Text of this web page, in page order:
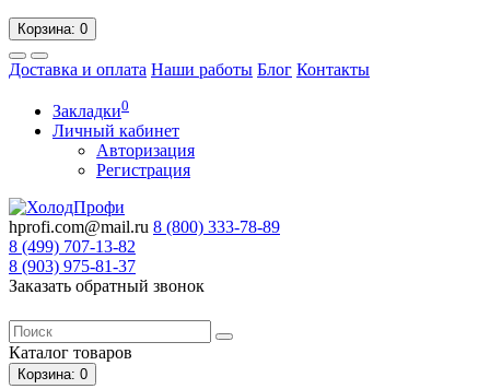
Корзина: 0
Доставка и оплата Наши работы Блог Контакты
Закладки0
Личный кабинет
Авторизация
Регистрация
hprofi.com@mail.ru 8 (800) 333-78-89
8 (499) 707-13-82
8 (903) 975-81-37
Заказать обратный звонок
Каталог товаров
Корзина: 0